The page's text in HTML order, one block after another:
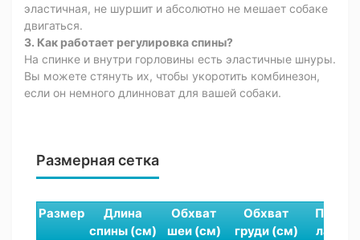
эластичная, не шуршит и абсолютно не мешает собаке
двигаться.
3. Как работает регулировка спины?
На спинке и внутри горловины есть эластичные шнуры.
Вы можете стянуть их, чтобы укоротить комбинезон,
если он немного длинноват для вашей собаки.
Размерная сетка
Размер
Длина
спины (см)
Обхват
шеи (см)
Обхват
груди (см)
лапа